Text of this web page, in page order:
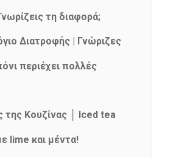
τη διαφορά;
Διατροφής | Γνώριζες
περιέχει πολλές
της Κουζίνας │ Iced tea
lime και μέντα!